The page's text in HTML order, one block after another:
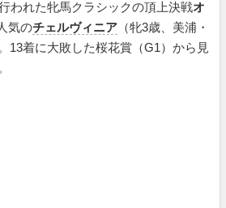
われた牝馬クラシックの頂上決戦オ
気のチェルヴィニア （牝3歳、美浦・
13着に大敗した桜花賞（G1）から見